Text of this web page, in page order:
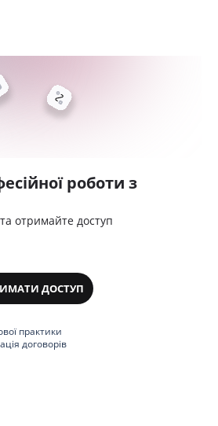
роботи з
отримайте доступ
ДОСТУП
практики
договорів